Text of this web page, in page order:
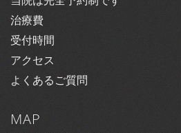
治療費
受付時間
アクセス
よくあるご質問
MAP